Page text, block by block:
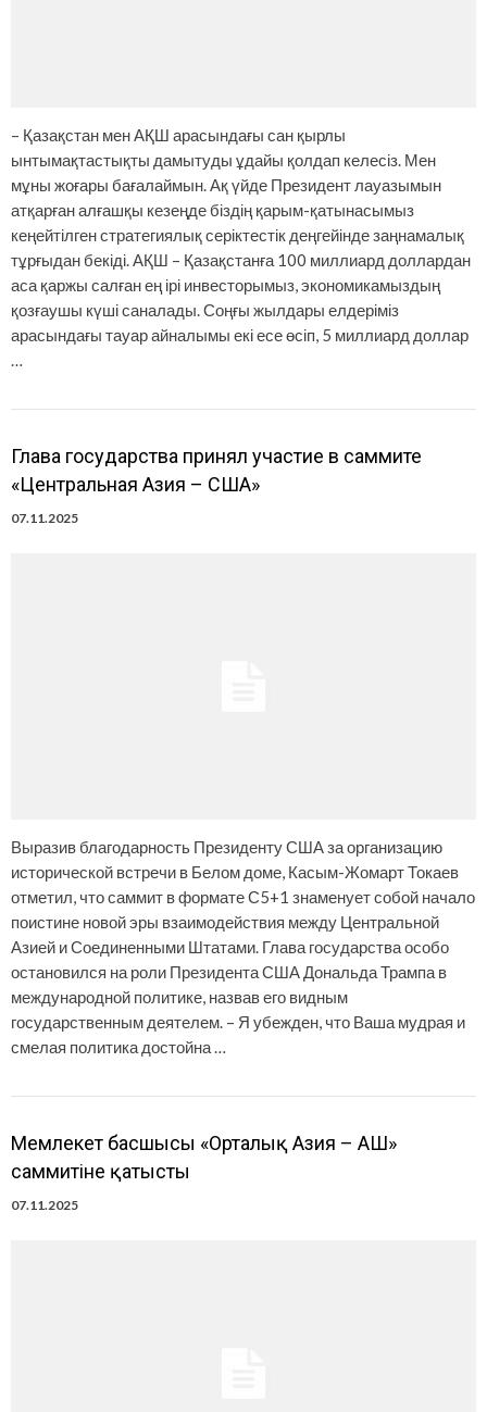
– Қазақстан мен АҚШ арасындағы сан қырлы
ынтымақтастықты дамытуды ұдайы қолдап келесіз. Мен
мұны жоғары бағалаймын. Ақ үйде Президент лауазымын
атқарған алғашқы кезеңде біздің қарым-қатынасымыз
кеңейтілген стратегиялық серіктестік деңгейінде заңнамалық
тұрғыдан бекіді. АҚШ – Қазақстанға 100 миллиард доллардан
аса қаржы салған ең ірі инвесторымыз, экономикамыздың
қозғаушы күші саналады. Соңғы жылдары елдеріміз
арасындағы тауар айналымы екі есе өсіп, 5 миллиард доллар
…
Глава государства принял участие в саммите
«Центральная Азия – США»
07.11.2025
Выразив благодарность Президенту США за организацию
исторической встречи в Белом доме, Касым-Жомарт Токаев
отметил, что саммит в формате С5+1 знаменует собой начало
поистине новой эры взаимодействия между Центральной
Азией и Соединенными Штатами. Глава государства особо
остановился на роли Президента США Дональда Трампа в
международной политике, назвав его видным
государственным деятелем. – Я убежден, что Ваша мудрая и
смелая политика достойна …
Мемлекет басшысы «Орталық Азия – АҚШ»
саммитіне қатысты
07.11.2025